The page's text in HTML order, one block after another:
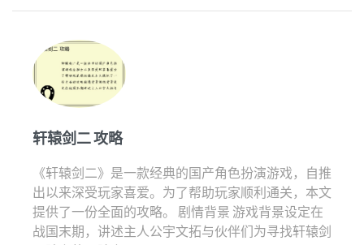
轩辕剑二 攻略
《轩辕剑二》是一款经典的国产角色扮演游戏，自推
出以来深受玩家喜爱。为了帮助玩家顺利通关，本文
提供了一份全面的攻略。 剧情背景 游戏背景设定在
战国末期，讲述主人公宇文拓与伙伴们为寻找轩辕剑